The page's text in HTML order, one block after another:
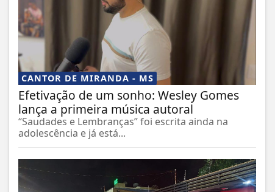
CANTOR DE MIRANDA - MS
Efetivação de um sonho: Wesley Gomes
lança a primeira música autoral
“Saudades e Lembranças” foi escrita ainda na
adolescência e já está...